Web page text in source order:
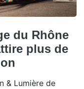
du Rhône
plus de
& Lumière de